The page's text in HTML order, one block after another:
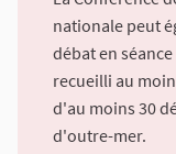
nationale peut
débat en
recueilli au
d'au moins 30
d'outre-mer.